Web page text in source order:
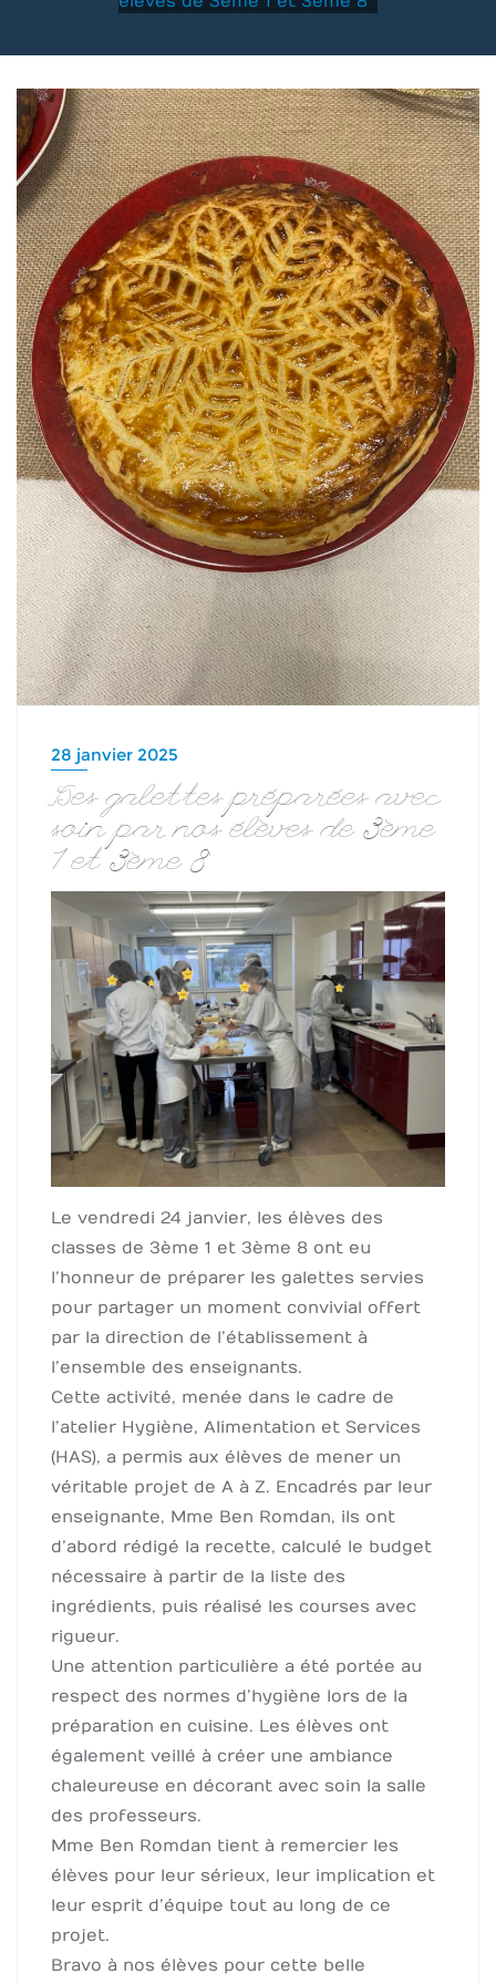
28 janvier 2025
Des galettes préparées avec
soin par nos élèves de 3ème
1 et 3ème 8
Le vendredi 24 janvier, les élèves des
classes de 3ème 1 et 3ème 8 ont eu
l’honneur de préparer les galettes servies
pour partager un moment convivial offert
par la direction de l’établissement à
l’ensemble des enseignants.
Cette activité, menée dans le cadre de
l’atelier Hygiène, Alimentation et Services
(HAS), a permis aux élèves de mener un
véritable projet de A à Z. Encadrés par leur
enseignante, Mme Ben Romdan, ils ont
d’abord rédigé la recette, calculé le budget
nécessaire à partir de la liste des
ingrédients, puis réalisé les courses avec
rigueur.
Une attention particulière a été portée au
respect des normes d’hygiène lors de la
préparation en cuisine. Les élèves ont
également veillé à créer une ambiance
chaleureuse en décorant avec soin la salle
des professeurs.
Mme Ben Romdan tient à remercier les
élèves pour leur sérieux, leur implication et
leur esprit d’équipe tout au long de ce
projet.
Bravo à nos élèves pour cette belle